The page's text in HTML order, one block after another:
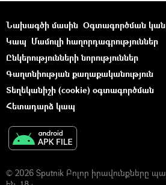
Նախագծի մասին Օգտագործման
Կապ Մամուլի հաղորդագրություններ
Ընկերությունների նորություններ
Գաղտնիության քաղաքականություն
Տեղեկանիշի (cookie) օգտագործման
Հետադարձ կապ
© 2026 Sputnik Բոլոր իրավունքները